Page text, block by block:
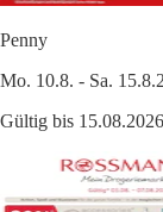
Penny
Mo. 10.8. - Sa.
Gültig bis 15.08.2026